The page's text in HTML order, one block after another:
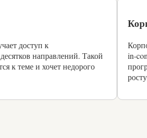
доступ к
направлений. Такой
к теме и хочет недорого